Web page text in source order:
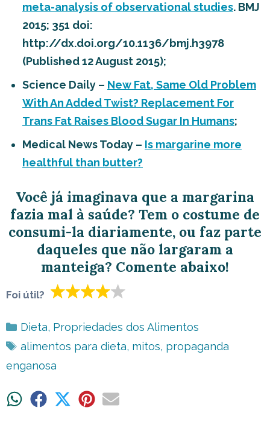
meta-analysis of observational studies. BMJ
2015; 351 doi:
http://dx.doi.org/10.1136/bmj.h3978
(Published 12 August 2015);
Science Daily – New Fat, Same Old Problem
With An Added Twist? Replacement For
Trans Fat Raises Blood Sugar In Humans;
Medical News Today – Is margarine more
healthful than butter?
Você já imaginava que a margarina
fazia mal à saúde? Tem o costume de
consumi-la diariamente, ou faz parte
daqueles que não largaram a
manteiga? Comente abaixo!
Foi útil?
Categorias
Dieta, Propriedades dos Alimentos
Tags
alimentos para dieta, mitos, propaganda
enganosa
ShareShare ShareShareShare